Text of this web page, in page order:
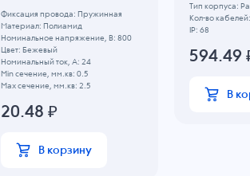
Фиксация провода: Пружинная
Материал: Полиамид
Номинальное напряжение, B: 800
Цвет: Бежевый
Номинальный ток, А: 24
Min сечение, мм.кв: 0.5
Max сечение, мм.кв: 2.5
20.48 ₽
В корзину
Тип корпуса:
Кол-во кабелей:
IP: 68
594.49
В